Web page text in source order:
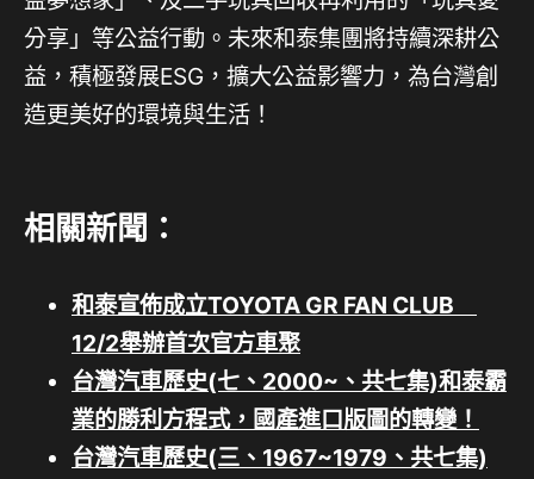
分享」等公益行動。未來和泰集團將持續深耕公
益，積極發展ESG，擴大公益影響力，為台灣創
造更美好的環境與生活！
相關新聞：
和泰宣佈成立TOYOTA GR FAN CLUB
12/2舉辦首次官方車聚
台灣汽車歷史(七、2000~、共七集)和泰霸
業的勝利方程式，國產進口版圖的轉變！
台灣汽車歷史(三、1967~1979、共七集)